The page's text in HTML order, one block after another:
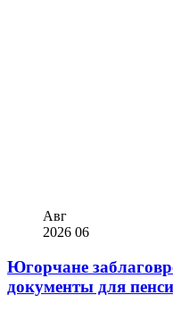
Авг
2026 06
Югорчане
документы для